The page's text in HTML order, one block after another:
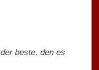
beste, den es